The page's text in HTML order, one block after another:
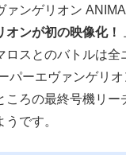
ァンゲリオン
ンが初の映像化！
ロスとのバトルは全
パーエヴァンゲリ
ころの最終号機リー
です。